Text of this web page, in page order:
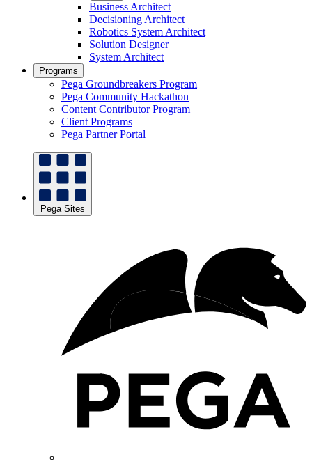
Business Architect
Decisioning Architect
Robotics System Architect
Solution Designer
System Architect
Programs
Pega Groundbreakers Program
Pega Community Hackathon
Content Contributor Program
Client Programs
Pega Partner Portal
Pega Sites